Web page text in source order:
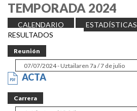
TEMPORADA 2024
CALENDARIO ESTADÍSTICAS
RESULTADOS
Reunión
ACTA
Carrera